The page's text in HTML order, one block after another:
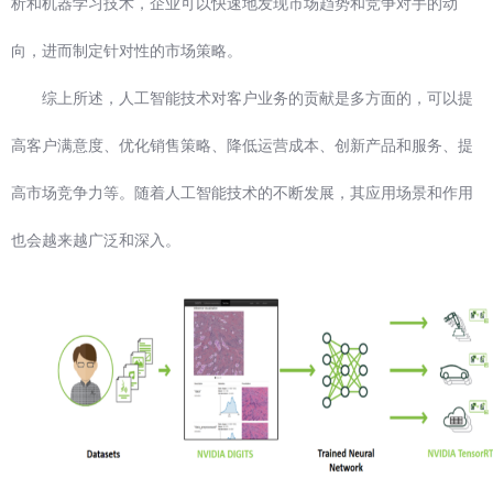
析和机器学习技术，企业可以快速地发现市场趋势和竞争对手的动
向，进而制定针对性的市场策略。
综上所述，人工智能技术对客户业务的贡献是多方面的，可以提
高客户满意度、优化销售策略、降低运营成本、创新产品和服务、提
高市场竞争力等。随着人工智能技术的不断发展，其应用场景和作用
也会越来越广泛和深入。